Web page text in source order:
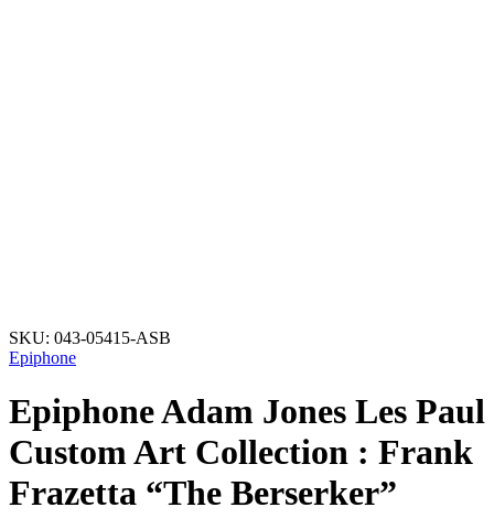
SKU: 043-05415-ASB
Epiphone
Epiphone Adam Jones Les Paul
Custom Art Collection : Frank
Frazetta “The Berserker”